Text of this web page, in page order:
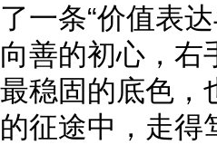
了一条“价值表
向善的初心，右
最稳固的底色，
的征途中，走得